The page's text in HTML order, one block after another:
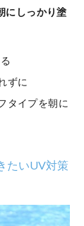
にしっかり塗
ずに
タイプを朝に
たいUV対策